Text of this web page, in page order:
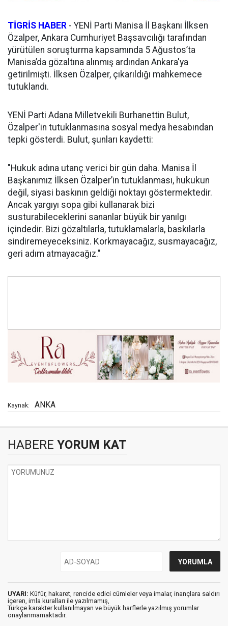
TİGRİS HABER - YENİ Parti Manisa İl Başkanı İlksen
Özalper, Ankara Cumhuriyet Başsavcılığı tarafından
yürütülen soruşturma kapsamında 5 Ağustos’ta
Manisa’da gözaltına alınmış ardından Ankara'ya
getirilmişti. İlksen Özalper, çıkarıldığı mahkemece
tutuklandı.
YENİ Parti Adana Milletvekili Burhanettin Bulut,
Özalper'in tutuklanmasına sosyal medya hesabından
tepki gösterdi. Bulut, şunları kaydetti:
"Hukuk adına utanç verici bir gün daha. Manisa İl
Başkanımız İlksen Özalper’in tutuklanması, hukukun
değil, siyasi baskının geldiği noktayı göstermektedir.
Ancak yargıyı sopa gibi kullanarak bizi
susturabileceklerini sananlar büyük bir yanılgı
içindedir. Bizi gözaltılarla, tutuklamalarla, baskılarla
sindiremeyeceksiniz. Korkmayacağız, susmayacağız,
geri adım atmayacağız."
Kaynak: ANKA
HABERE YORUM KAT
UYARI: Küfür, hakaret, rencide edici cümleler veya imalar, inançlara saldırı
içeren, imla kuralları ile yazılmamış,
Türkçe karakter kullanılmayan ve büyük harflerle yazılmış yorumlar
onaylanmamaktadır.